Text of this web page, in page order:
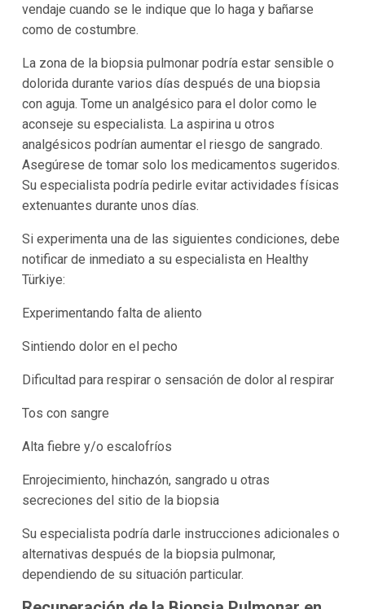
vendaje cuando se le indique que lo haga y bañarse
como de costumbre.
La zona de la biopsia pulmonar podría estar sensible o
dolorida durante varios días después de una biopsia
con aguja. Tome un analgésico para el dolor como le
aconseje su especialista. La aspirina u otros
analgésicos podrían aumentar el riesgo de sangrado.
Asegúrese de tomar solo los medicamentos sugeridos.
Su especialista podría pedirle evitar actividades físicas
extenuantes durante unos días.
Si experimenta una de las siguientes condiciones, debe
notificar de inmediato a su especialista en Healthy
Türkiye:
Experimentando falta de aliento
Sintiendo dolor en el pecho
Dificultad para respirar o sensación de dolor al respirar
Tos con sangre
Alta fiebre y/o escalofríos
Enrojecimiento, hinchazón, sangrado u otras
secreciones del sitio de la biopsia
Su especialista podría darle instrucciones adicionales o
alternativas después de la biopsia pulmonar,
dependiendo de su situación particular.